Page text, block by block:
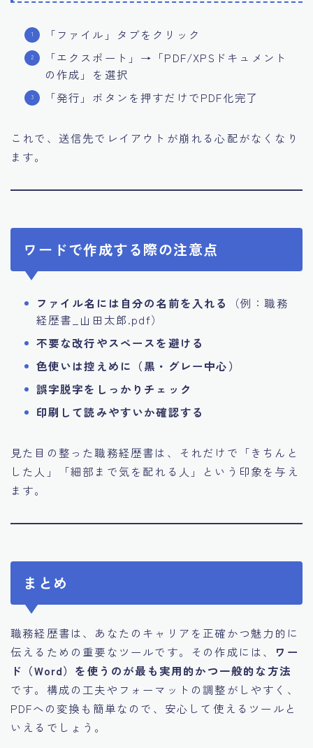
「ファイル」タブをクリック
「エクスポート」→「PDF/XPSドキュメント
の作成」を選択
「発行」ボタンを押すだけでPDF化完了
これで、送信先でレイアウトが崩れる心配がなくなり
ます。
ワードで作成する際の注意点
ファイル名には自分の名前を入れる
（例：職務
経歴書_山田太郎.pdf）
不要な改行やスペースを避ける
色使いは控えめに（黒・グレー中心）
誤字脱字をしっかりチェック
印刷して読みやすいか確認する
見た目の整った職務経歴書は、それだけで「きちんと
した人」「細部まで気を配れる人」という印象を与え
ます。
まとめ
職務経歴書は、あなたのキャリアを正確かつ魅力的に
伝えるための重要なツールです。その作成には、
ワー
ド（Word）を使うのが最も実用的かつ一般的な方法
です。構成の工夫やフォーマットの調整がしやすく、
PDFへの変換も簡単なので、安心して使えるツールと
いえるでしょう。